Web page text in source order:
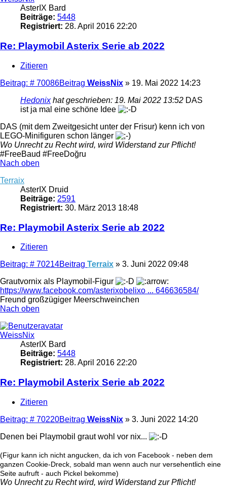
AsterIX Bard
Beiträge: 5448
Registriert: 28. April 2016 22:20
Re: Playmobil Asterix Serie ab 2022
Zitieren
Beitrag: # 70086Beitrag WeissNix » 19. Mai 2022 14:23
Hedonixhat geschrieben: 19. Mai 2022 13:52 DAS
ist ja mal eine schöne Idee
DAS (mit dem Zweitgesicht unter der Frisur) kenn ich von
LEGO-Minifiguren schon länger
Wo Unrecht zu Recht wird, wird Widerstand zur Pflicht!
#FreeBaud #FreeDoğru
Nach oben
Terraix
AsterIX Druid
Beiträge: 2591
Registriert: 30. März 2013 18:48
Re: Playmobil Asterix Serie ab 2022
Zitieren
Beitrag: # 70214Beitrag Terraix » 3. Juni 2022 09:48
Grautvornix als Playmobil-Figur
https://www.facebook.com/asterixobelixo ... 646636584/
Freund großzügiger Meerschweinchen
Nach oben
WeissNix
AsterIX Bard
Beiträge: 5448
Registriert: 28. April 2016 22:20
Re: Playmobil Asterix Serie ab 2022
Zitieren
Beitrag: # 70220Beitrag WeissNix » 3. Juni 2022 14:20
Denen bei Playmobil graut wohl vor nix...
(Figur kann ich nicht angucken, da ich von Facebook - neben dem
ganzen Cookie-Dreck, sobald man wenn auch nur versehentlich eine
Seite aufruft - auch Pickel bekomme)
Wo Unrecht zu Recht wird, wird Widerstand zur Pflicht!